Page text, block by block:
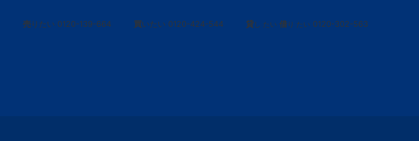
売りたい 0120-139-664 買いたい 0120-424-544 貸し たい 借り たい 0120-302-563